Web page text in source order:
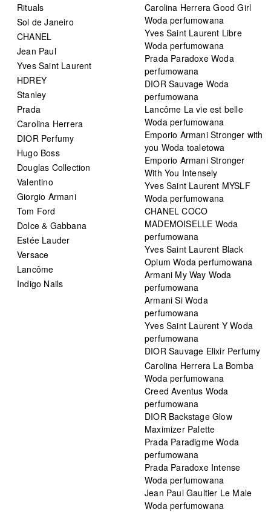
Rituals
Sol de Janeiro
CHANEL
Jean Paul
Yves Saint Laurent
HDREY
Stanley
Prada
Carolina Herrera
DIOR Perfumy
Hugo Boss
Douglas Collection
Valentino
Giorgio Armani
Tom Ford
Dolce & Gabbana
Estée Lauder
Versace
Lancôme
Indigo Nails
Carolina Herrera Good Girl
Woda perfumowana
Yves Saint Laurent Libre
Woda perfumowana
Prada Paradoxe Woda
perfumowana
DIOR Sauvage Woda
perfumowana
Lancôme La vie est belle
Woda perfumowana
Emporio Armani Stronger with
you Woda toaletowa
Emporio Armani Stronger
With You Intensely
Yves Saint Laurent MYSLF
Woda perfumowana
CHANEL COCO
MADEMOISELLE Woda
perfumowana
Yves Saint Laurent Black
Opium Woda perfumowana
Armani My Way Woda
perfumowana
Armani Si Woda
perfumowana
Yves Saint Laurent Y Woda
perfumowana
DIOR Sauvage Elixir Perfumy
Carolina Herrera La Bomba
Woda perfumowana
Creed Aventus Woda
perfumowana
DIOR Backstage Glow
Maximizer Palette
Prada Paradigme Woda
perfumowana
Prada Paradoxe Intense
Woda perfumowana
Jean Paul Gaultier Le Male
Woda perfumowana